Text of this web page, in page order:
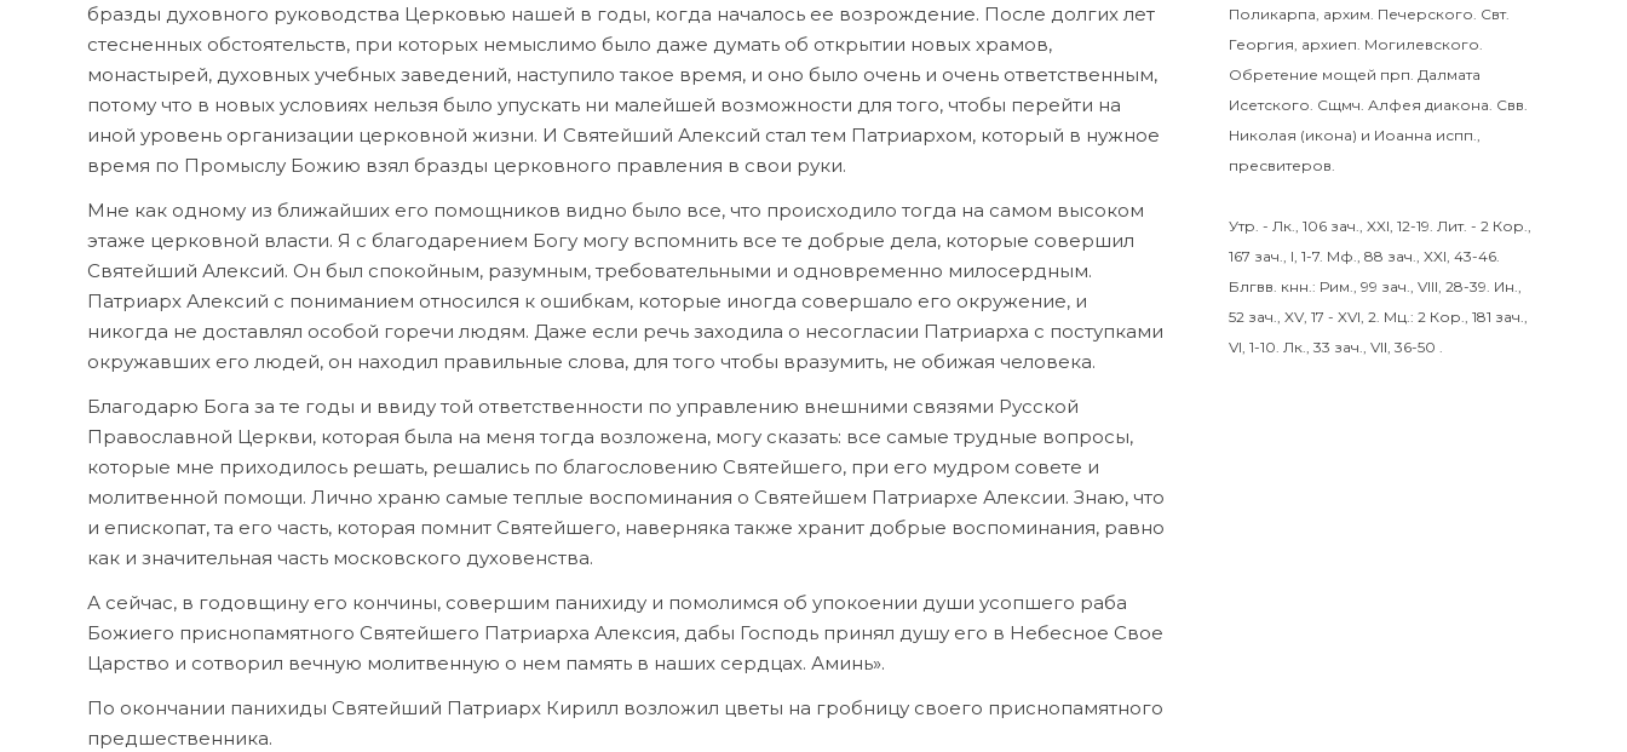
бразды духовного руководства Церковью нашей в годы, когда началось ее возрождение. После долгих лет
стесненных обстоятельств, при которых немыслимо было даже думать об открытии новых храмов,
монастырей, духовных учебных заведений, наступило такое время, и оно было очень и очень ответственным,
потому что в новых условиях нельзя было упускать ни малейшей возможности для того, чтобы перейти на
иной уровень организации церковной жизни. И Святейший Алексий стал тем Патриархом, который в нужное
время по Промыслу Божию взял бразды церковного правления в свои руки.
Мне как одному из ближайших его помощников видно было все, что происходило тогда на самом высоком
этаже церковной власти. Я с благодарением Богу могу вспомнить все те добрые дела, которые совершил
Святейший Алексий. Он был спокойным, разумным, требовательными и одновременно милосердным.
Патриарх Алексий с пониманием относился к ошибкам, которые иногда совершало его окружение, и
никогда не доставлял особой горечи людям. Даже если речь заходила о несогласии Патриарха с поступками
окружавших его людей, он находил правильные слова, для того чтобы вразумить, не обижая человека.
Благодарю Бога за те годы и ввиду той ответственности по управлению внешними связями Русской
Православной Церкви, которая была на меня тогда возложена, могу сказать: все самые трудные вопросы,
которые мне приходилось решать, решались по благословению Святейшего, при его мудром совете и
молитвенной помощи. Лично храню самые теплые воспоминания о Святейшем Патриархе Алексии. Знаю, что
и епископат, та его часть, которая помнит Святейшего, наверняка также хранит добрые воспоминания, равно
как и значительная часть московского духовенства.
А сейчас, в годовщину его кончины, совершим панихиду и помолимся об упокоении души усопшего раба
Божиего приснопамятного Святейшего Патриарха Алексия, дабы Господь принял душу его в Небесное Свое
Царство и сотворил вечную молитвенную о нем память в наших сердцах. Аминь».
По окончании панихиды Святейший Патриарх Кирилл возложил цветы на гробницу своего приснопамятного
предшественника.
Поликарпа, архим. Печерского. Свт.
Георгия, архиеп. Могилевского.
Обретение мощей прп. Далмата
Исетского. Сщмч. Алфея диакона. Свв.
Николая (икона) и Иоанна испп.,
пресвитеров.
Утр. - Лк., 106 зач., XXI, 12-19. Лит. - 2 Кор.,
167 зач., I, 1-7. Мф., 88 зач., XXI, 43-46.
Блгвв. кнн.: Рим., 99 зач., VIII, 28-39. Ин.,
52 зач., XV, 17 - XVI, 2. Мц.: 2 Кор., 181 зач.,
VI, 1-10. Лк., 33 зач., VII, 36-50 .